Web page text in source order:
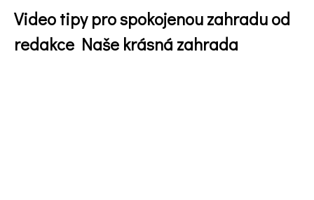
Video tipy pro spokojenou zahradu od
redakce Naše krásná zahrada